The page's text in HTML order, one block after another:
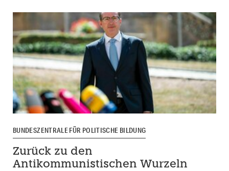
BUNDESZENTRALE FÜR POLITISCHE BILDUNG
Zurück zu den
Antikommunistischen Wurzeln